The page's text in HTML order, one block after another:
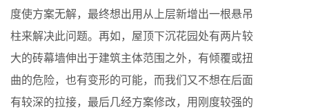
度使方案无解，最终想出用从上层新增出一根悬吊
柱来解决此问题。再如，屋顶下沉花园处有两片较
大的砖幕墙伸出于建筑主体范围之外，有倾覆或扭
曲的危险，也有变形的可能，而我们又不想在后面
有较深的拉接，最后几经方案修改，用刚度较强的